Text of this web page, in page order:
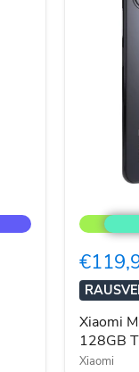
Mi
11
5G
Dual-
SIM
128GB
Truffle
Black
6GB
Xiaomi
128GB
Xiaomi